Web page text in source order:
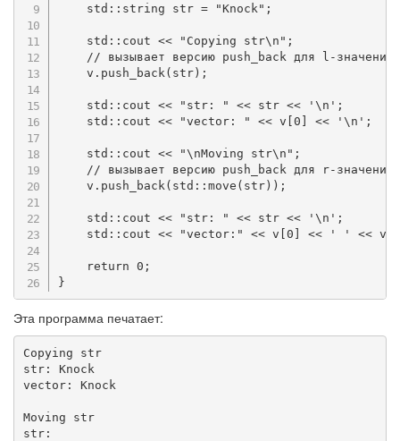
    std
:: string str = "Knock" ;
    std
:: cout << "Copying str\n" ;
// вызывает версию push_back для l-
    v
. push_back ( str) ;
    std
:: cout << "str: " << str << '\n' ;
    std
:: cout << "vector: " << v [0 ] << '\n' ;
    std
:: cout << "\nMoving str\n" ;
// вызывает версию push_back для r-
    v
. push_back ( std ::move ( str) ) ;
    std
:: cout << "str: " << str << '\n' ;
    std
:: cout << "vector:" << v [0 ] << ' ' << v
return 0 ;
}
Эта программа печатает:
Copying str
str: Knock
vector: Knock
Moving str
str: